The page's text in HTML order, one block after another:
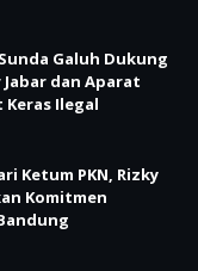
Galuh Dukung
dan Aparat
Ilegal
Ketum PKN, Rizky
Komitmen